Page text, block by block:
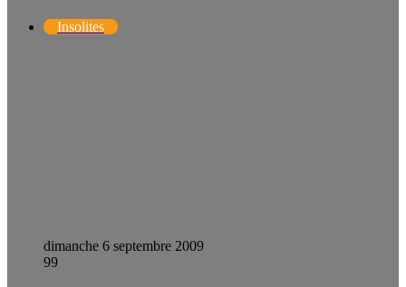
Insolites
dimanche 6 septembre 2009
99